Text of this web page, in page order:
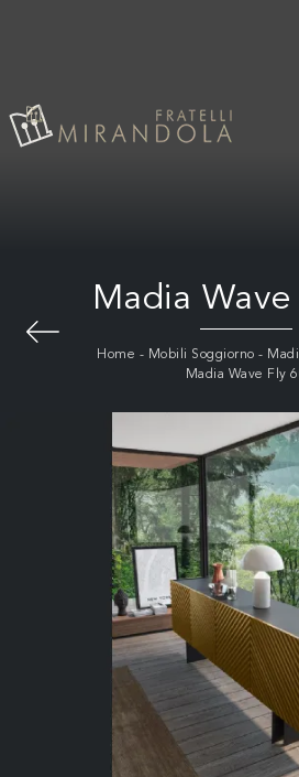
Madia
Home - Mobili Soggiorno -
Madia Wave Fly